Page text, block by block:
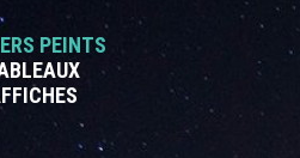
PEINTS